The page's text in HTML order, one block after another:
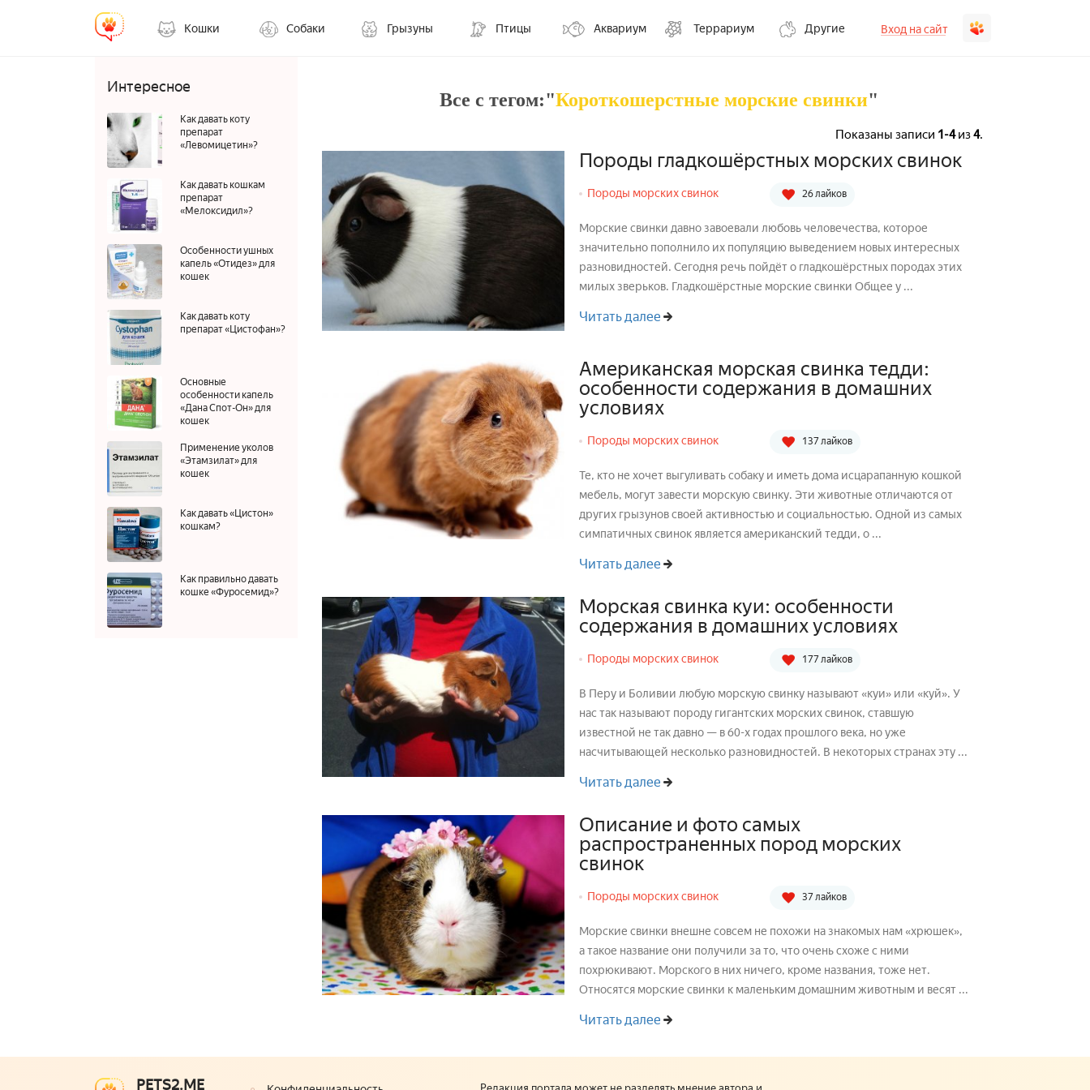
Кошки Собаки Грызуны Птицы Аквариум Террариум Другие Вход на сайт
Интересное
Как давать коту
препарат
«Левомицетин»?
Как давать кошкам
препарат
«Мелоксидил»?
Особенности ушных
капель «Отидез» для
кошек
Как давать коту
препарат «Цистофан»?
Основные
особенности капель
«Дана Спот-Он» для
кошек
Применение уколов
«Этамзилат» для
кошек
Как давать «Цистон»
кошкам?
Как правильно давать
кошке «Фуросемид»?
Все с тегом:"Короткошерстные морские свинки"
Показаны записи 1-4из4.
Породы гладкошёрстных морских свинок
Породы морских свинок 26 лайков
Морские свинки давно завоевали любовь человечества, которое
значительно пополнило их популяцию выведением новых интересных
разновидностей. Сегодня речь пойдёт о гладкошёрстных породах этих
милых зверьков. Гладкошёрстные морские свинки Общее у ...
Читать далее
Американская морская свинка тедди:
особенности содержания в домашних
условиях
Породы морских свинок 137 лайков
Те, кто не хочет выгуливать собаку и иметь дома исцарапанную кошкой
мебель, могут завести морскую свинку. Эти животные отличаются от
других грызунов своей активностью и социальностью. Одной из самых
симпатичных свинок является американский тедди, о ...
Читать далее
Морская свинка куи: особенности
содержания в домашних условиях
Породы морских свинок 177 лайков
В Перу и Боливии любую морскую свинку называют «куи» или «куй». У
нас так называют породу гигантских морских свинок, ставшую
известной не так давно — в 60-х годах прошлого века, но уже
насчитывающей несколько разновидностей. В некоторых странах эту ...
Читать далее
Описание и фото самых
распространенных пород морских
свинок
Породы морских свинок 37 лайков
Морские свинки внешне совсем не похожи на знакомых нам «хрюшек»,
а такое название они получили за то, что очень схоже с ними
похрюкивают. Морского в них ничего, кроме названия, тоже нет.
Относятся морские свинки к маленьким домашним животным и весят ...
Читать далее
PETS2.ME